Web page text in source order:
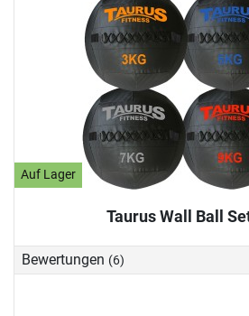
Auf Lager
Taurus Wall Ball
Bewertungen (6)